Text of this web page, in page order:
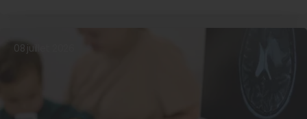
08 juillet 2026